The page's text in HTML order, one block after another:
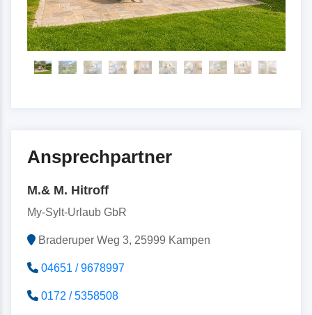
Ansprechpartner
M.& M. Hitroff
My-Sylt-Urlaub GbR
Braderuper Weg 3, 25999 Kampen
04651 / 9678997
0172 / 5358508